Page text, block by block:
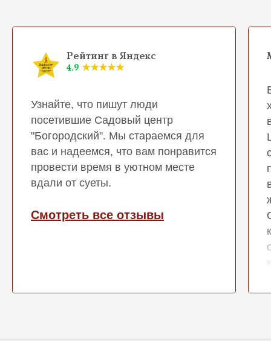
Рейтинг в Яндекс
4.9 ★★★★★
Узнайте, что пишут люди
посетившие Садовый центр
"Богородский". Мы стараемся для
вас и надеемся, что вам понравится
провести время в уютном месте
вдали от суеты.
Смотреть все отзывы